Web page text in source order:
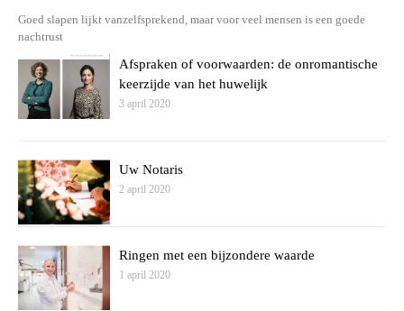
Goed slapen lijkt vanzelfsprekend, maar voor veel mensen is een goede
nachtrust
Afspraken of voorwaarden: de onromantische
keerzijde van het huwelijk
3 april 2020
Uw Notaris
2 april 2020
Ringen met een bijzondere waarde
1 april 2020